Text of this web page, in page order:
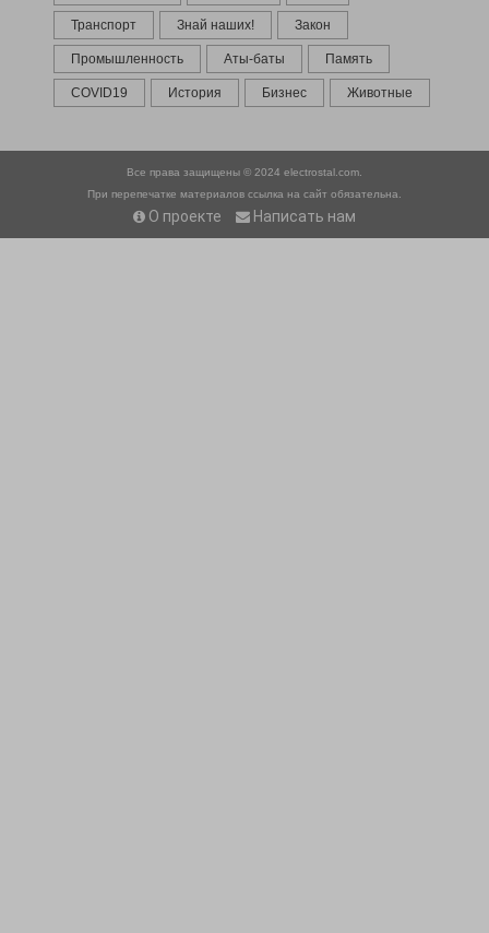
Транспорт Знай наших! Закон
Промышленность Аты-баты Память
COVID19 История Бизнес Животные
Все права защищены © 2024 electrostal.com.
При перепечатке материалов ссылка на сайт обязательна.
О проекте Написать нам